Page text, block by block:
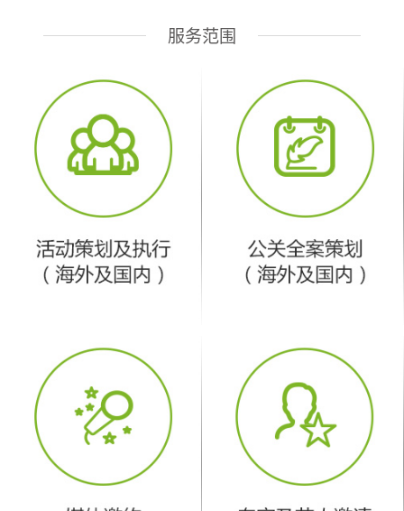
服务范围